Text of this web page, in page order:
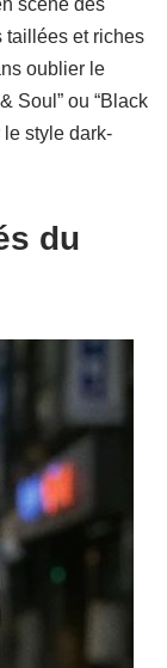
taillées et riches
oublier le
Soul” ou “Black
le style dark-
du